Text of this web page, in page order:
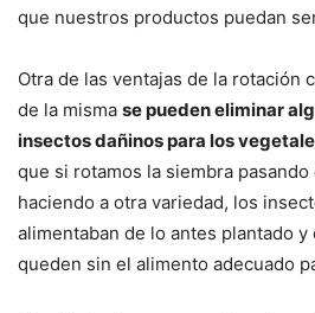
que nuestros productos puedan
Otra de las ventajas de la rotación
de la misma se pueden eliminar
insectos dañinos para los
que si rotamos la siembra
haciendo a otra variedad, los
alimentaban de lo antes plantado y
queden sin el alimento adecuado